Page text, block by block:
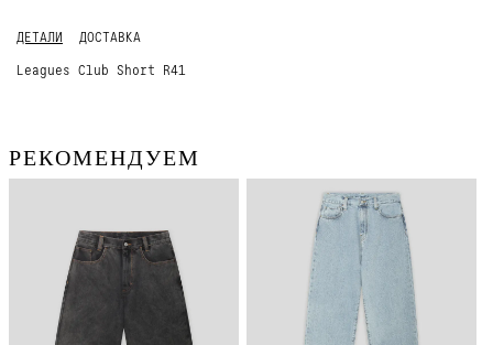
ДЕТАЛИ
ДОСТАВКА
Leagues Club Short R41
РЕКОМЕНДУЕМ